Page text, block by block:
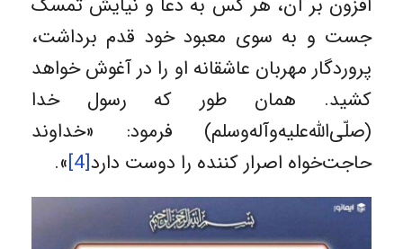
افزون بر آن، هر کس به دعا و نیایش تمسک
جست و به سوی معبود خود قدم برداشت،
پروردگار مهربان عاشقانه او را در آغوش خواهد
کشید. همان طور که رسول خدا
(صلّی‌الله‌علیه‌وآله‌وسلم) فرمود: «خداوند
حاجت‌خواه اصرار کننده را دوست دارد[4]
».